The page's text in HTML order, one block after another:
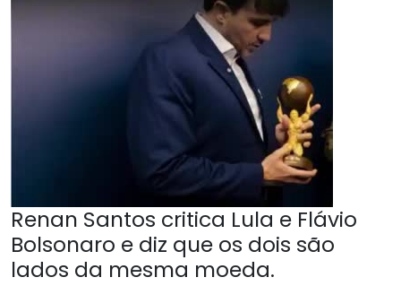
Renan Santos critica Lula e Flávio
Bolsonaro e diz que os dois são
lados da mesma moeda.